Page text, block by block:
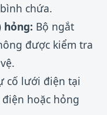
chứa.
hỏng: Bộ ngắt
được kiểm tra
cố lưới điện tại
hoặc hỏng